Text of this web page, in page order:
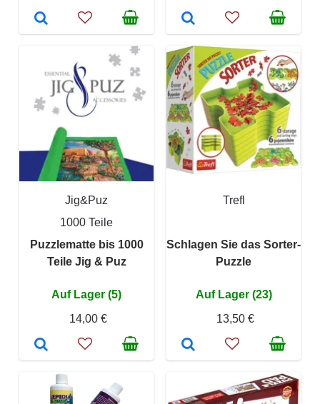
Jig&Puz
1000 Teile
Puzzlematte bis 1000
Teile Jig & Puz
Auf Lager (5)
14,00 €
Trefl
Schlagen Sie das Sorter-
Puzzle
Auf Lager (23)
13,50 €